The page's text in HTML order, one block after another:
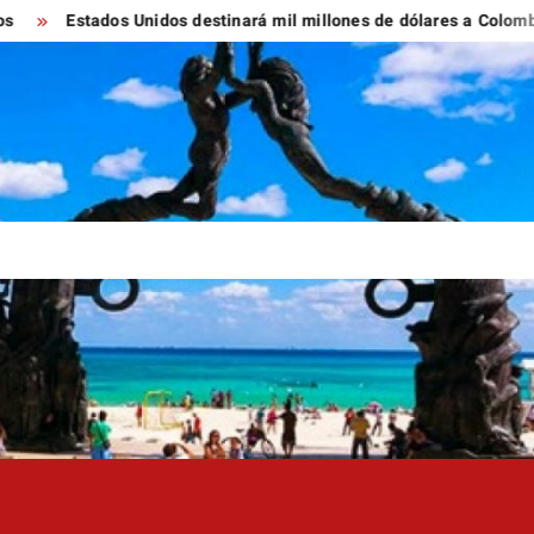
Unidos destinará mil millones de dólares a Colombia para